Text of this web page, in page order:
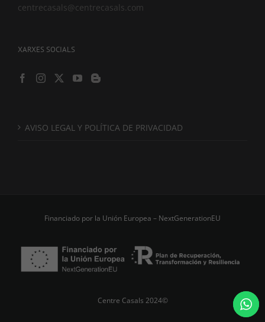
centrecasals@centrecasals.com
XARXES SOCIALS
AVISO LEGAL Y POLÍTICA DE PRIVACIDAD
Financiado por la Unión Europea – NextGenerationEU
Centre Casals 2024©